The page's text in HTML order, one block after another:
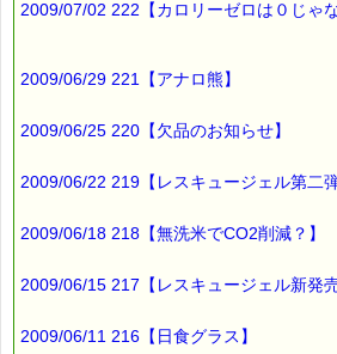
詳しくは下記サイトをご覧ください。
応募など）していただいたお客様だけに
割引クーポン券のプレゼントや、耳より
→https://pass-thyme.com/special/
→https://pass-thyme.com/special/
2009/07/02 222【カロリーゼロは０じゃな
2009/06/29 221【アナロ熊】
2009/06/25 220【欠品のお知らせ】
2009/06/22 219【レスキュージェル第二
2009/06/18 218【無洗米でCO2削減？】
2009/06/15 217【レスキュージェル新発売
2009/06/11 216【日食グラス】